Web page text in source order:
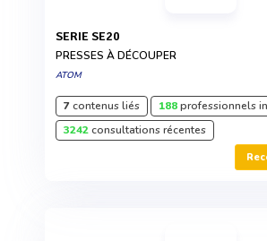
SERIE SE20
PRESSES À DÉCOUPER
ATOM
7contenus liés 188professionnels
3242consultations récentes